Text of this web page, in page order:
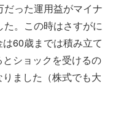
った運用益がマイナ
。この時はさすがに
60歳までは積み立て
ショックを受けるの
ました（株式でも大